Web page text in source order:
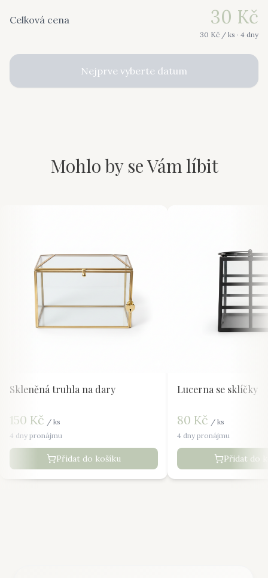
Celková cena 30 Kč
30 Kč / ks · 4 dny
Nejprve vyberte datum
Mohlo by se Vám líbit
Skleněná truhla na dary
150 Kč / ks
4 dny pronájmu
Přidat do košíku
Lucerna se sklíčky
80 Kč / ks
4 dny pronájmu
Přidat do